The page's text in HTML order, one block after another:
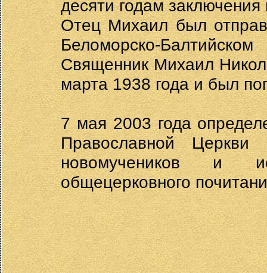
десяти годам
Отец Михаил был
Беломорско-
Священник Михаил
марта 1938 года и был
7 мая 2003 года
Православной
новомучеников и
общецерковного